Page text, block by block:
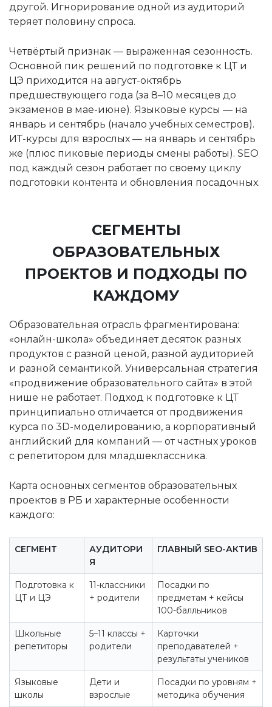
другой. Игнорирование одной из аудиторий
теряет половину спроса.
Четвёртый признак — выраженная сезонность.
Основной пик решений по подготовке к ЦТ и
ЦЭ приходится на август-октябрь
предшествующего года (за 8–10 месяцев до
экзаменов в мае-июне). Языковые курсы — на
январь и сентябрь (начало учебных семестров).
ИТ-курсы для взрослых — на январь и сентябрь
же (плюс пиковые периоды смены работы). SEO
под каждый сезон работает по своему циклу
подготовки контента и обновления посадочных.
СЕГМЕНТЫ
ОБРАЗОВАТЕЛЬНЫХ
ПРОЕКТОВ И ПОДХОДЫ ПО
КАЖДОМУ
Образовательная отрасль фрагментирована:
«онлайн-школа» объединяет десяток разных
продуктов с разной ценой, разной аудиторией
и разной семантикой. Универсальная стратегия
«продвижение образовательного сайта» в этой
нише не работает. Подход к подготовке к ЦТ
принципиально отличается от продвижения
курса по 3D-моделированию, а корпоративный
английский для компаний — от частных уроков
с репетитором для младшеклассника.
Карта основных сегментов образовательных
проектов в РБ и характерные особенности
каждого:
СЕГМЕНТ
АУДИТОРИ
Я
ГЛАВНЫЙ SEO-АКТИВ
Подготовка к
ЦТ и ЦЭ
11-классники
+ родители
Посадки по
предметам + кейсы
100-балльников
Школьные
репетиторы
5–11 классы +
родители
Карточки
преподавателей +
результаты учеников
Языковые
школы
Дети и
взрослые
Посадки по уровням +
методика обучения